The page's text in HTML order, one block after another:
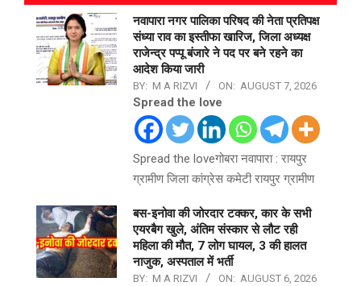
नवापारा नगर पालिका परिषद की नेता प्रतिपक्ष
संध्या राव का इस्तीफा खारिज, जिला अध्यक्ष
राजेन्द्र पप्पू बंजारे ने पद पर बने रहने का
आदेश किया जारी
BY: M A RIZVI ON: AUGUST 7, 2026
Spread the love
Spread the loveगोबरा नवापारा : रायपुर
ग्रामीण जिला कांग्रेस कमेटी रायपुर ग्रामीण
बस-इनोवा की जोरदार टक्कर, कार के सभी
एयरबैग खुले, अंतिम संस्कार से लौट रही
महिला की मौत, 7 लोग घायल, 3 की हालत
नाजुक, अस्पताल में भर्ती
BY: M A RIZVI ON: AUGUST 6, 2026